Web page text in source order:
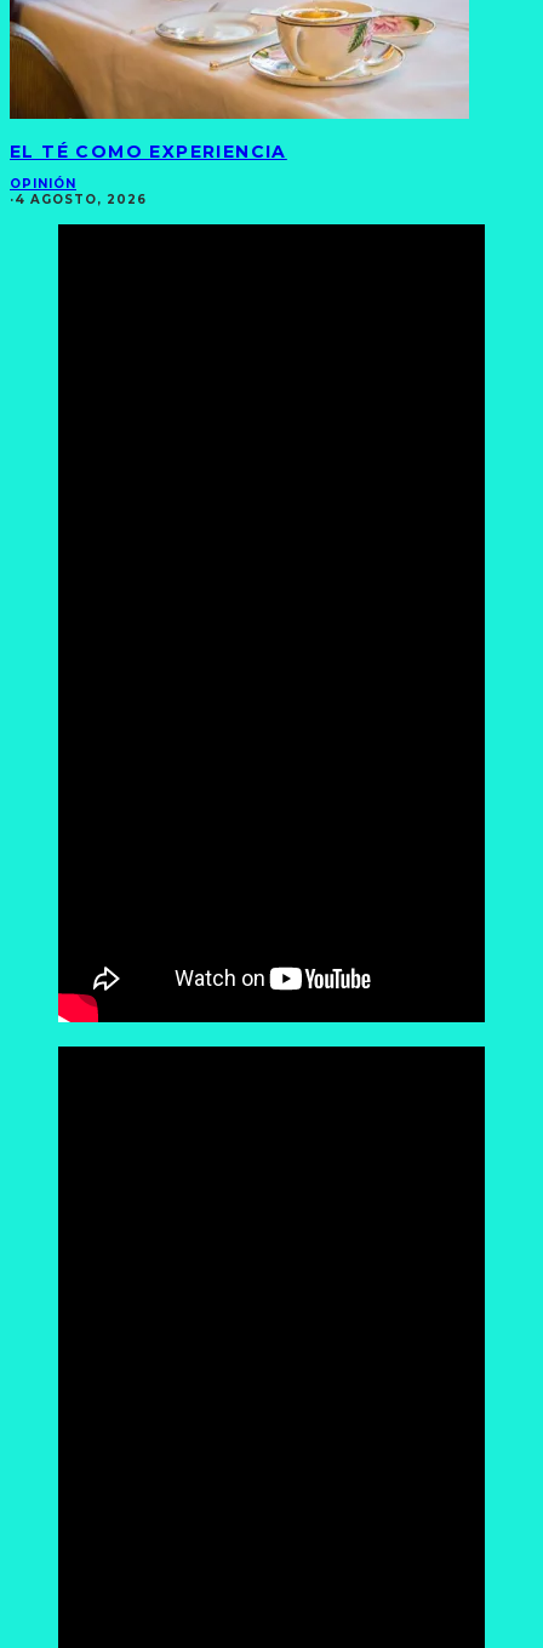
EL TÉ COMO EXPERIENCIA
OPINIÓN
·4 AGOSTO, 2026